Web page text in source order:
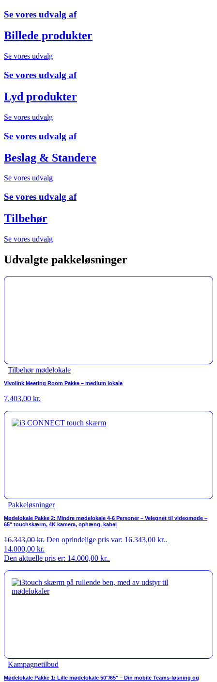
Se vores udvalg af
Billede produkter
Se vores udvalg
Se vores udvalg af
Lyd produkter
Se vores udvalg
Se vores udvalg af
Beslag & Standere
Se vores udvalg
Se vores udvalg af
Tilbehør
Se vores udvalg
Udvalgte pakkeløsninger
Tilbehør mødelokale
Vivolink Meeting Room Pakke – medium lokale
7.403,00 kr.
Pakkeløsninger
Mødelokale Pakke 2: Mindre mødelokale 4-6 Personer – Velegnet til videomøde –
65″ touchskærm, 4K kamera, ophæng, kabel
16.343,00kr. Den oprindelige pris var: 16.343,00 kr..
14.000,00 kr.
Den aktuelle pris er: 14.000,00 kr..
Kampagnetilbud
Mødelokale Pakke 1: Lille mødelokale 50″/65″ – Din mobile Teams-løsning og